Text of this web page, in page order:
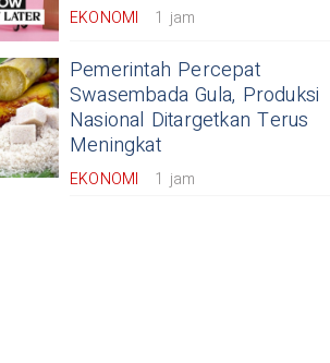
EKONOMI 1 jam
Pemerintah Percepat
Swasembada Gula, Produksi
Nasional Ditargetkan Terus
Meningkat
EKONOMI 1 jam